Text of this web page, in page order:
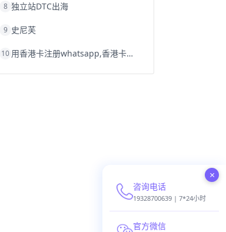
8 独立站DTC出海
9 史尼芙
10 用香港卡注册whatsapp,香港卡不能注册whatsapp
×
咨询电话
19328700639 | 7*24小时
官方微信